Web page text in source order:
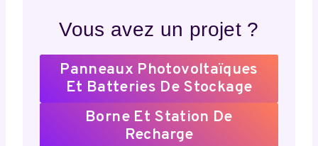
Vous avez un projet ?
Panneaux Photovoltaïques
Et Batteries De Stockage
Borne Et Station De
Recharge